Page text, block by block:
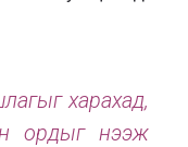
харахад,
ордыг нээж